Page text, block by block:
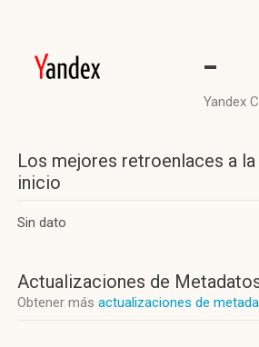
-
Yandex
Los mejores retroenlaces a la
inicio
Sin dato
Actualizaciones de
Obtener más actualizaciones de